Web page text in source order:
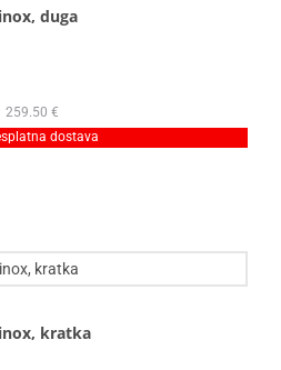
duga
259.50 €
dostava
kratka